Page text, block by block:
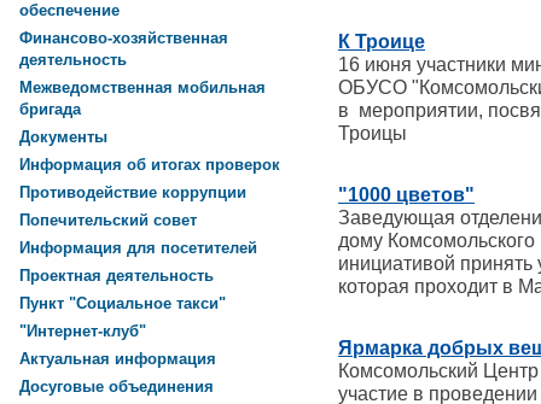
К Троице
16 июня участники
ОБУСО
в мероприятии,
Троицы
"1000 цветов"
Заведующая
дому
инициативой принять
которая проходит в
Ярмарка добрых
Комсомольский
участие в
обеспечение
Финансово-хозяйственная
деятельность
Межведомственная мобильная
бригада
Документы
Информация об итогах проверок
Противодействие коррупции
Попечительский совет
Информация для посетителей
Проектная деятельность
Пункт "Социальное такси"
"Интернет-клуб"
Актуальная информация
Досуговые объединения